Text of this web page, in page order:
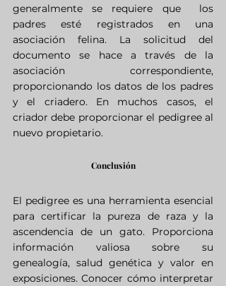
generalmente se requiere que  los
padres esté registrados en una
asociación felina. La solicitud del
documento se hace a través de la
asociación correspondiente,
proporcionando los datos de los padres
y el criadero. En muchos casos, el
criador debe proporcionar el pedigree al
nuevo propietario.
Conclusión
El pedigree es una herramienta esencial
para certificar la pureza de raza y la
ascendencia de un gato. Proporciona
información valiosa sobre su
genealogía, salud genética y valor en
exposiciones. Conocer cómo interpretar